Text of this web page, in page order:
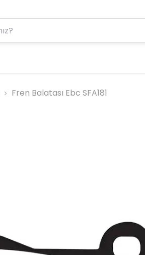
Fren Balatası Ebc SFA181